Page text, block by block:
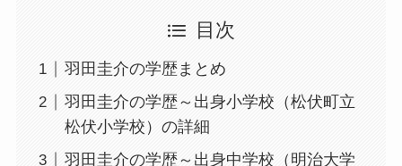
目次
羽田圭介の学歴まとめ
羽田圭介の学歴～出身小学校（松伏町立
松伏小学校）の詳細
羽田圭介の学歴～出身中学校（明治大学